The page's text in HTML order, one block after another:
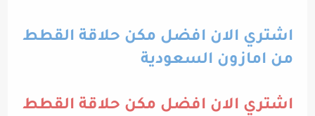
اشتري الان افضل مكن حلاقة القطط
من امازون السعودية
اشتري الان افضل مكن حلاقة القطط